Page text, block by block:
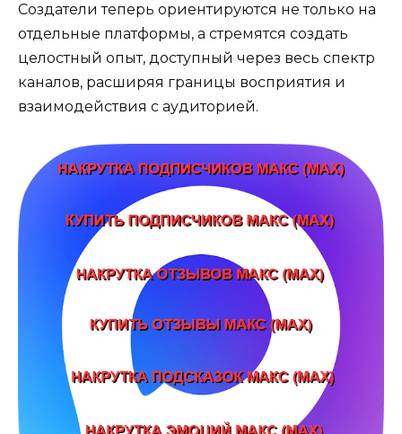
Создатели теперь ориентируются не только на
отдельные платформы, а стремятся создать
целостный опыт, доступный через весь спектр
каналов, расширяя границы восприятия и
взаимодействия с аудиторией.